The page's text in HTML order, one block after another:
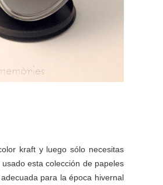
kraft y luego sólo necesitas
esta colección de papeles
para la época hivernal